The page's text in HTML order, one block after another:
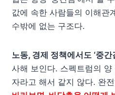
값에 속한 사람들의 이해관
수밖에 없는 구조다.
노동, 경제 정책에서도 ‘중
사해 보인다. 스펙트럼의
자라고 해서 같지 않다. 완